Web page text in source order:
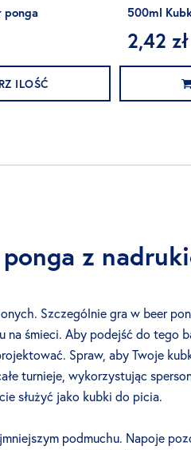
ponga
ILOŚĆ
500ml
2,42 zł
z
Szczególnie gra w beer
śmieci. Aby podejść do tego
Spraw, aby Twoje
turnieje, wykorzystując
służyć jako kubki do picia.
podmuchu. Napoje